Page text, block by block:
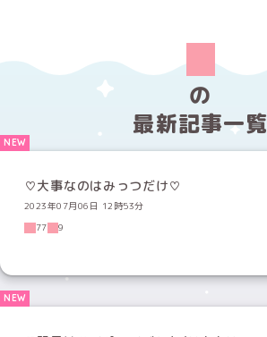
の
最新記事一覧
♡大事なのはみっつだけ♡
2023年07月06日 12時53分
77
9